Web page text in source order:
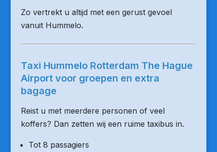
Zo vertrekt u altijd met een gerust gevoel
vanuit Hummelo.
Taxi Hummelo Rotterdam The Hague
Airport voor groepen en extra
bagage
Reist u met meerdere personen of veel
koffers? Dan zetten wij een ruime taxibus in.
Tot 8 passagiers